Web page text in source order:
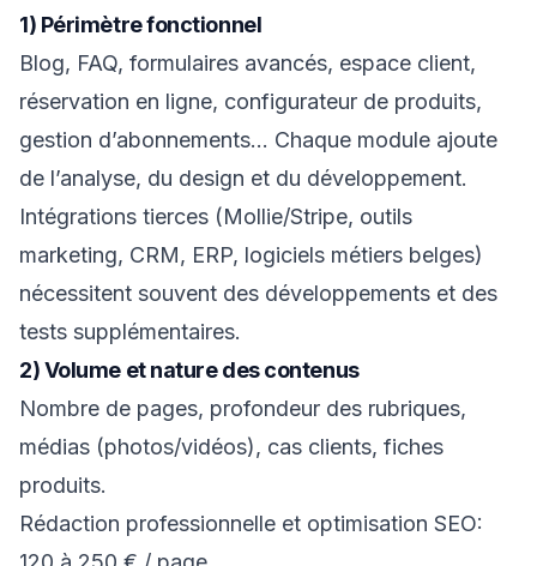
1) Périmètre fonctionnel
Blog, FAQ, formulaires avancés, espace client,
réservation en ligne, configurateur de produits,
gestion d’abonnements… Chaque module ajoute
de l’analyse, du design et du développement.
Intégrations tierces (Mollie/Stripe, outils
marketing, CRM, ERP, logiciels métiers belges)
nécessitent souvent des développements et des
tests supplémentaires.
2) Volume et nature des contenus
Nombre de pages, profondeur des rubriques,
médias (photos/vidéos), cas clients, fiches
produits.
Rédaction professionnelle et optimisation SEO: